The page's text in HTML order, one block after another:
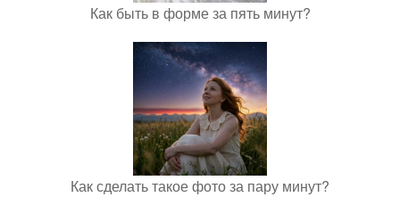
Как быть в форме за пять минут?
Как сделать такое фото за пару минут?